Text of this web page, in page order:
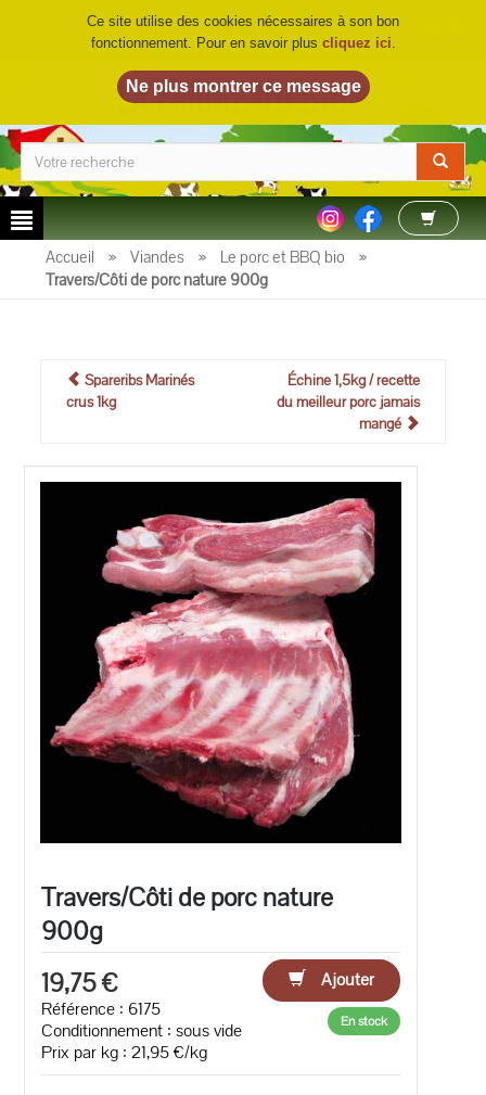
LA FERME DU BIO©
Accueil » Viandes » Le porc et BBQ bio
»
Travers/Côti de porc nature 900g
Spareribs Marinés
crus 1kg
Échine 1,5kg / recette
du meilleur porc jamais
mangé
Travers/Côti de porc nature
900g
19,75 €
Ajouter
Référence : 6175
Conditionnement : sous vide
Prix par kg : 21,95 €/kg
En stock
Ce site utilise des cookies nécessaires à son bon
fonctionnement. Pour en savoir plus cliquez ici.